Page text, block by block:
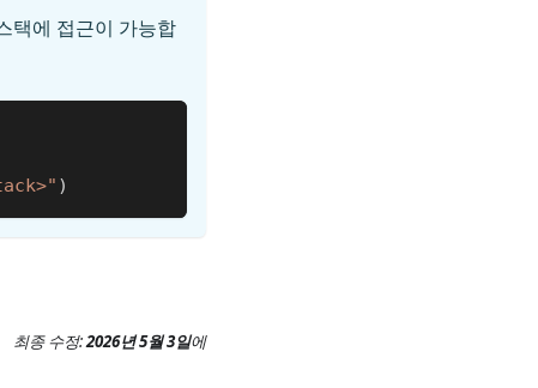
택에 접근이 가능합
)
최종 수정:2026년 5월 3일에